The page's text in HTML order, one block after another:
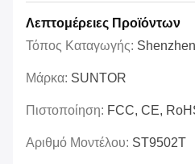
Λεπτομέρειες Προϊόντων
Τόπος Καταγωγής:
Μάρκα: SUNTOR
Πιστοποίηση: FCC, CE,
Αριθμό Μοντέλου: ST9502T